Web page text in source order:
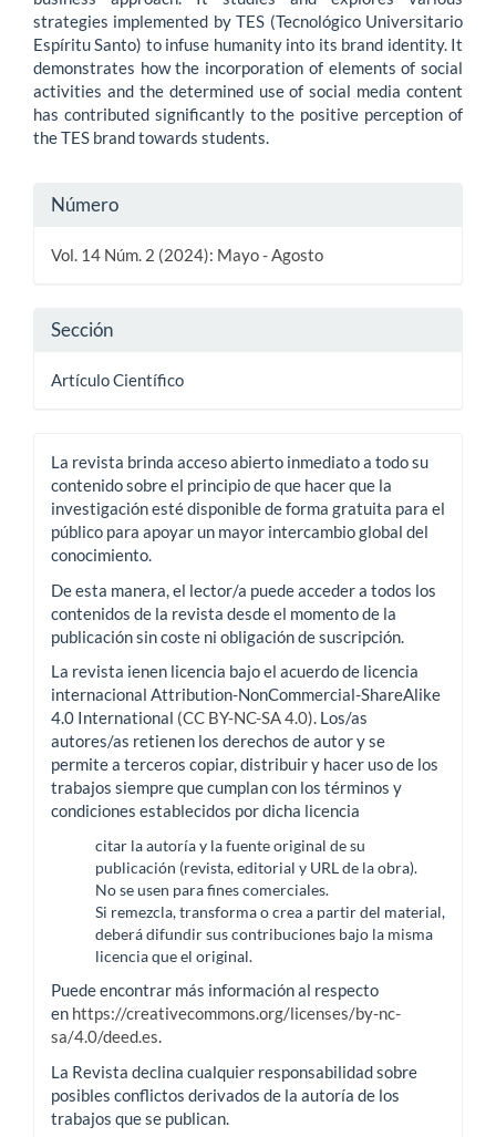
strategies implemented by TES (Tecnológico Universitario
Espíritu Santo) to infuse humanity into its brand identity. It
demonstrates how the incorporation of elements of social
activities and the determined use of social media content
has contributed significantly to the positive perception of
the TES brand towards students.
Detalles
del
Número
Vol. 14 Núm. 2 (2024): Mayo - Agosto
Sección
Artículo Científico
La revista brinda acceso abierto inmediato a todo su
contenido sobre el principio de que hacer que la
investigación esté disponible de forma gratuita para el
público para apoyar un mayor intercambio global del
conocimiento.
De esta manera, el lector/a puede acceder a todos los
contenidos de la revista desde el momento de la
publicación sin coste ni obligación de suscripción.
La revista ienen licencia bajo el acuerdo de licencia
internacional Attribution-NonCommercial-ShareAlike
4.0 International (CC BY-NC-SA 4.0). Los/as
autores/as retienen los derechos de autor y se
permite a terceros copiar, distribuir y hacer uso de los
trabajos siempre que cumplan con los términos y
condiciones establecidos por dicha licencia
citar la autoría y la fuente original de su
publicación (revista, editorial y URL de la obra).
No se usen para fines comerciales.
Si remezcla, transforma o crea a partir del material,
deberá difundir sus contribuciones bajo la misma
licencia que el original.
Puede encontrar más información al respecto
en https://creativecommons.org/licenses/by-nc-
sa/4.0/deed.es.
La Revista declina cualquier responsabilidad sobre
posibles conflictos derivados de la autoría de los
trabajos que se publican.